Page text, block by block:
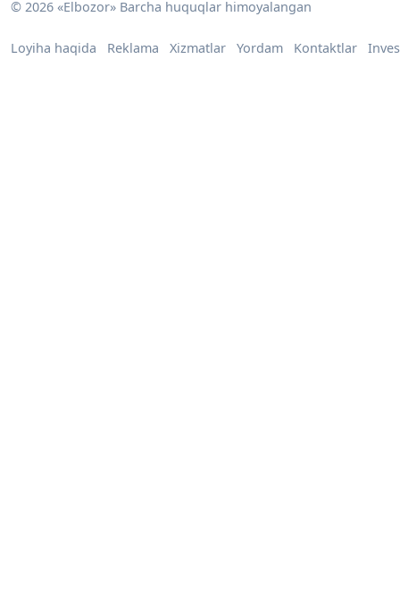
© 2026 «Elbozor» Barcha huquqlar himoyalangan
Loyiha haqida Reklama Xizmatlar Yordam Kontaktlar